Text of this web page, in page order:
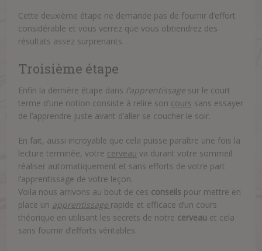
Cette deuxième étape ne demande pas de fournir d’effort
considérable et vous verrez que vous obtiendrez des
résultats assez surprenants.
Troisième étape
Enfin la dernière étape dans l’apprentissage sur le court
terme d’une notion consiste à relire son cours sans essayer
de l’apprendre juste avant d’aller se coucher le soir.
En fait, aussi incroyable que cela puisse paraître une fois la
lecture terminée, votre cerveau va durant votre sommeil
réaliser automatiquement et sans efforts de votre part
l’apprentissage de votre leçon.
Voila nous arrivons au bout de ces conseils pour mettre en
place un apprentissage rapide et efficace d’un cours
théorique en utilisant les secrets de notre cerveau et cela
sans fournir d’efforts véritables.